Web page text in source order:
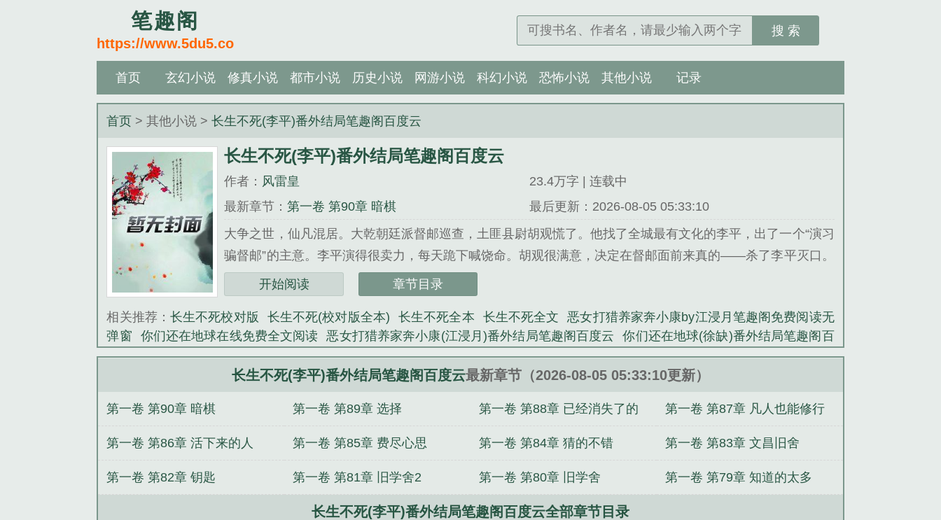
笔趣阁
https://www.5du5.co
搜 索
首页 玄幻小说 修真小说 都市小说 历史小说 网游小说 科幻小说 恐怖小说 其他小说 记录
首页 > 其他小说 >长生不死(李平)番外结局笔趣阁百度云
长生不死(李平)番外结局笔趣阁百度云
作者： 风雷皇
23.4万字 | 连载中
最新章节：第一卷 第90章 暗棋
最后更新：2026-08-05 05:33:10
大争之世，仙凡混居。大乾朝廷派督邮巡查，土匪县尉胡观慌了。他找了全城最有文化的李平，出了一个“演习
骗督邮”的主意。李平演得很卖力，每天跪下喊饶命。胡观很满意，决定在督邮面前来真的——杀了李平灭口。
李平不知道，依旧卖力。只不过。督邮到了。是李平的同窗任俊。“子秩，你怎么跪着？”“师兄，他们说要杀
我。”胡观：“？？？...
《长生不死(李平)番外结局笔趣阁百度云》是风雷皇精心创作的其他小说类小说。
开始阅读 章节目录
相关推荐： 长生不死校对版 长生不死(校对版全本) 长生不死全本 长生不死全文
恶女打猎养家奔小康by江浸月笔趣阁免费阅读无
弹窗
你们还在地球在线免费全文阅读 恶女打猎养家奔小康(江浸月)番外结局笔趣阁百度云
你们还在地球(徐缺)番外结局笔趣阁百
度云 边境第一军神(林晖水飞鸳)番外+大结局 边境第一军神by未删减版 边境第一军神(林晖水飞鸳)番外结局笔趣阁百度云 睁眼就
边境第一军神by林晖水飞鸳笔趣阁免费阅读无弹窗 恶女打猎养家奔小康在线免费全文阅读 你们还在地球by未删减版
还在地球by徐缺笔趣阁免费阅读无弹窗
你们还在地球(徐缺)番外+大结局 恶女打猎养家奔小康(江浸月)番外+大结局 边境第一军神
长生不死(李平)番外结局笔趣阁百度云最新章节（2026-08-05 05:33:10更新）
第一卷 第90章 暗棋 第一卷 第89章 选择 第一卷 第88章 已经消失了的
师兄
第一卷 第87章 凡人也能修行
第一卷 第86章 活下来的人 第一卷 第85章 费尽心思 第一卷 第84章 猜的不错 第一卷 第83章 文昌旧舍
第一卷 第82章 钥匙 第一卷 第81章 旧学舍2 第一卷 第80章 旧学舍 第一卷 第79章 知道的太多
长生不死(李平)番外结局笔趣阁百度云全部章节目录